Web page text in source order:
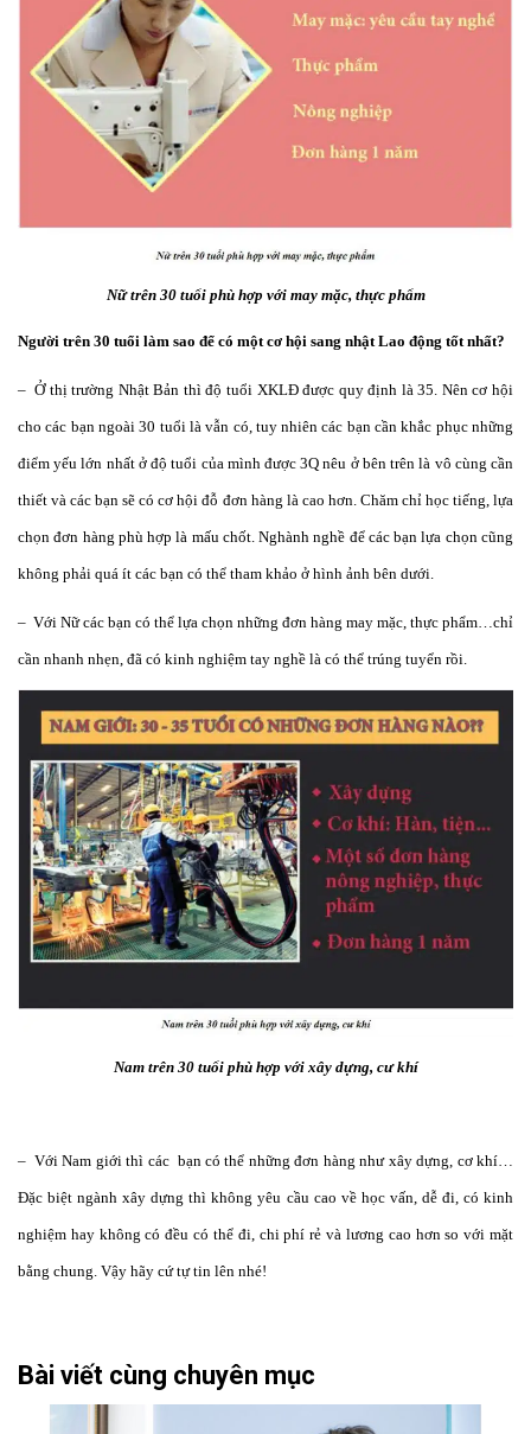
Nữ trên 30 tuổi phù hợp với may mặc, thực phẩm
Người trên 30 tuổi làm sao để có một cơ hội sang nhật Lao động tốt nhất?
– Ở thị trường Nhật Bản thì độ tuổi XKLĐ được quy định là 35. Nên cơ hội
cho các bạn ngoài 30 tuổi là vẫn có, tuy nhiên các bạn cần khắc phục những
điểm yếu lớn nhất ở độ tuổi của mình được 3Q nêu ở bên trên là vô cùng cần
thiết và các bạn sẽ có cơ hội đỗ đơn hàng là cao hơn. Chăm chỉ học tiếng, lựa
chọn đơn hàng phù hợp là mấu chốt. Nghành nghề để các bạn lựa chọn cũng
không phải quá ít các bạn có thể tham khảo ở hình ảnh bên dưới.
– Với Nữ các bạn có thể lựa chọn những đơn hàng may mặc, thực phẩm…chỉ
cần nhanh nhẹn, đã có kinh nghiệm tay nghề là có thể trúng tuyển rồi.
Nam trên 30 tuổi phù hợp với xây dựng, cư khí
– Với Nam giới thì các bạn có thể những đơn hàng như xây dựng, cơ khí…
Đặc biệt ngành xây dựng thì không yêu cầu cao về học vấn, dễ đi, có kinh
nghiệm hay không có đều có thể đi, chi phí rẻ và lương cao hơn so với mặt
bằng chung. Vậy hãy cứ tự tin lên nhé!
Bài viết cùng chuyên mục